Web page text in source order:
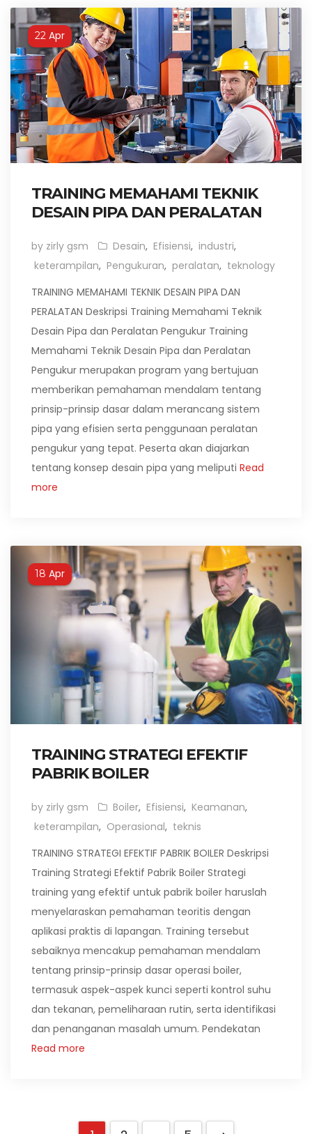
22 Apr
TRAINING MEMAHAMI TEKNIK
DESAIN PIPA DAN PERALATAN
by zirly gsm Desain, Efisiensi, industri,
keterampilan, Pengukuran, peralatan, teknology
TRAINING MEMAHAMI TEKNIK DESAIN PIPA DAN
PERALATAN Deskripsi Training Memahami Teknik
Desain Pipa dan Peralatan Pengukur Training
Memahami Teknik Desain Pipa dan Peralatan
Pengukur merupakan program yang bertujuan
memberikan pemahaman mendalam tentang
prinsip-prinsip dasar dalam merancang sistem
pipa yang efisien serta penggunaan peralatan
pengukur yang tepat. Peserta akan diajarkan
tentang konsep desain pipa yang meliputi Read
more
18 Apr
TRAINING STRATEGI EFEKTIF
PABRIK BOILER
by zirly gsm Boiler, Efisiensi, Keamanan,
keterampilan, Operasional, teknis
TRAINING STRATEGI EFEKTIF PABRIK BOILER Deskripsi
Training Strategi Efektif Pabrik Boiler Strategi
training yang efektif untuk pabrik boiler haruslah
menyelaraskan pemahaman teoritis dengan
aplikasi praktis di lapangan. Training tersebut
sebaiknya mencakup pemahaman mendalam
tentang prinsip-prinsip dasar operasi boiler,
termasuk aspek-aspek kunci seperti kontrol suhu
dan tekanan, pemeliharaan rutin, serta identifikasi
dan penanganan masalah umum. Pendekatan
Read more